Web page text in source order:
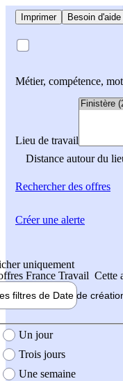
Imprimer Besoin
Métier, compétence,
Lieu de travail
Distance autour du
Rechercherdes offres
uniquement
France Travail Cette
filtres de Date de
création de l'offre
Un jour
Trois jours
Une semaine
Créer une alerte